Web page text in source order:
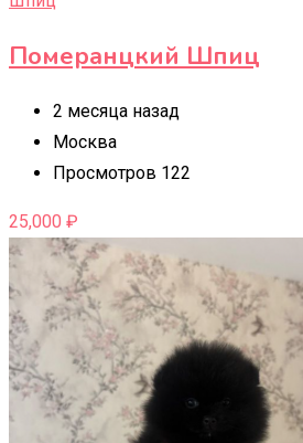
Померанцкий Шпиц
2 месяца назад
Москва
Просмотров 122
25,000 ₽